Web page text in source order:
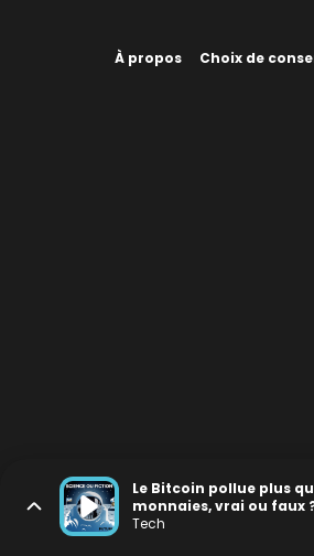
À propos Choix de
Le Bitcoin pollue plus
monnaies, vrai ou faux
Tech